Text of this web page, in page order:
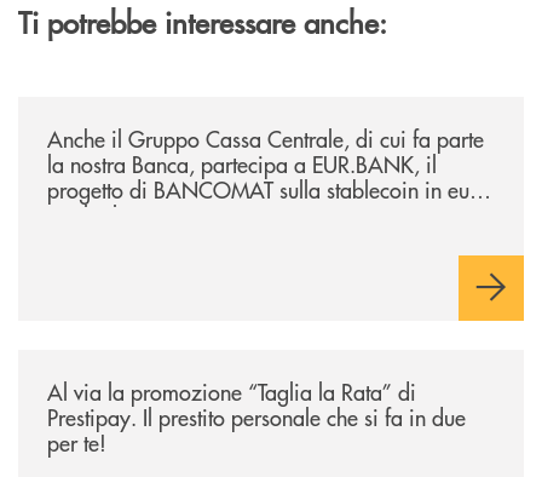
Ti potrebbe interessare anche:
Anche il Gruppo Cassa Centrale, di cui fa parte
la nostra Banca, partecipa a EUR.BANK, il
progetto di BANCOMAT sulla stablecoin in euro
e sul relativo ecosistema
Al via la promozione “Taglia la Rata” di
Prestipay. Il prestito personale che si fa in due
per te!